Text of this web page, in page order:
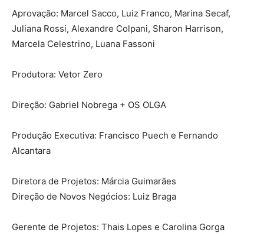
Aprovação: Marcel Sacco, Luiz Franco, Marina Secaf,
Juliana Rossi, Alexandre Colpani, Sharon Harrison,
Marcela Celestrino, Luana Fassoni
Produtora: Vetor Zero
Direção: Gabriel Nobrega + OS OLGA
Produção Executiva: Francisco Puech e Fernando
Alcantara
Diretora de Projetos: Márcia Guimarães
Direção de Novos Negócios: Luiz Braga
Gerente de Projetos: Thais Lopes e Carolina Gorga